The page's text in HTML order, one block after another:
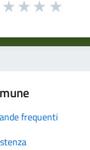
frequenti